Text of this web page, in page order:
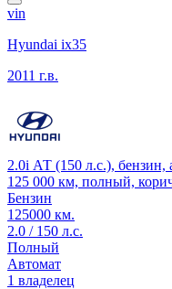
vin
Hyundai ix35
2011 г.в.
2.0i АТ (150 л.с.), бензин,
125 000 км, полный,
Бензин
125000 км.
2.0 / 150 л.с.
Полный
Автомат
1 владелец